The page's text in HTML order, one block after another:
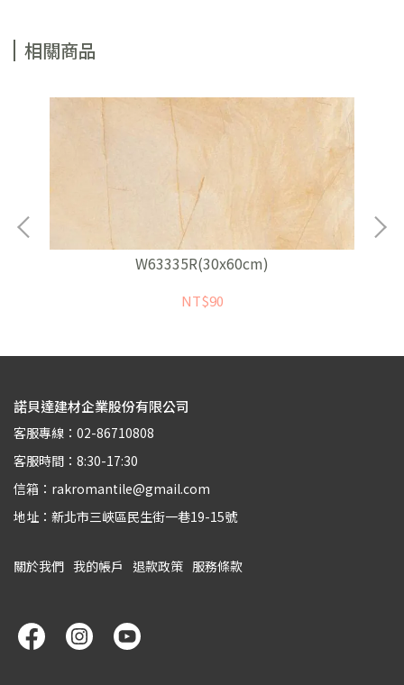
相關商品
W63335R(30x60cm)
NT$90
諾貝達建材企業股份有限公司
客服專線：02-86710808
客服時間：8:30-17:30
信箱：rakromantile@gmail.com
地址：新北市三峽區民生街一巷19-15號
關於我們 我的帳戶 退款政策 服務條款